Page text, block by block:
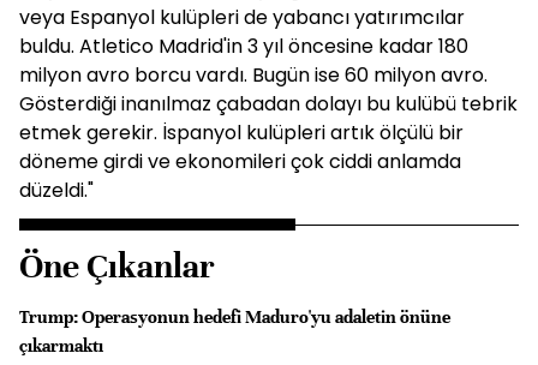
veya Espanyol kulüpleri de yabancı yatırımcılar
buldu. Atletico Madrid'in 3 yıl öncesine kadar 180
milyon avro borcu vardı. Bugün ise 60 milyon avro.
Gösterdiği inanılmaz çabadan dolayı bu kulübü tebrik
etmek gerekir. İspanyol kulüpleri artık ölçülü bir
döneme girdi ve ekonomileri çok ciddi anlamda
düzeldi."
Öne Çıkanlar
Trump: Operasyonun hedefi Maduro'yu adaletin önüne
çıkarmaktı